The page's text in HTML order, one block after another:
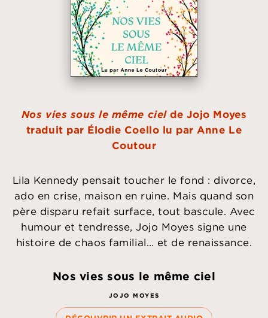
Nos vies sous le même cielde Jojo Moyes
traduit par Élodie Coello lu par Anne Le
Coutour
Lila Kennedy pensait toucher le fond : divorce,
ado en crise, maison en ruine. Mais quand son
père disparu refait surface, tout bascule. Avec
humour et tendresse, Jojo Moyes signe une
histoire de chaos familial… et de renaissance.
Nos vies sous le même ciel
JOJO MOYES